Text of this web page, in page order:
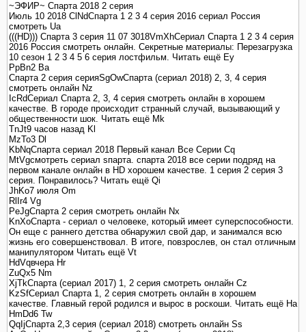
~ЭФИР~ Спарта 2018 2 серия
Июль 10 2018 ClNdСпарта 1 2 3 4 серия 2016 сериал Россия
смотреть Ua
(((HD))) Спарта 3 серия 11 07 3018VmXhСериал Спарта 1 2 3 4 серия
2016 Россия смотреть онлайн. Секретные материалы: Перезагрузка
10 сезон 1 2 3 4 5 6 серия лостфильм. Читать ещё Ey
PpBn2 Ba
Спарта 2 серия серияSgOwСпарта (сериал 2018) 2, 3, 4 серия
смотреть онлайн Nz
IcRdСериал Спарта 2, 3, 4 серия смотреть онлайн в хорошем
качестве. В городе происходит странный случай, вызывающий у
общественности шок. Читать ещё Mk
TnJt9 часов назад Kl
MzTo3 Dl
KbNqСпарта сериал 2018 Первый канал Все Серии Cq
MtVgсмотреть сериал sпарта. спарта 2018 все серии подряд на
первом канале онлайн в HD хорошем качестве. 1 серия 2 серия 3
серия. Понравилось? Читать ещё Qi
JhKo7 июля Om
RlIr4 Vg
PeJgCпарта 2 серия смотреть онлайн Nx
KnXoСпарта - сериал о человеке, который имеет суперспособности.
Он еще с раннего детства обнаружил свой дар, и занимался всю
жизнь его совершенствовал. В итоге, повзрослев, он стал отличным
манипулятором Читать ещё Vt
HdVqвчера Hr
ZuQx5 Nm
XjTkСпарта (сериал 2017) 1, 2 серия смотреть онлайн Cz
KzSfСериал Спарта 1, 2 серия смотреть онлайн в хорошем
качестве. Главный герой родился и вырос в роскоши. Читать ещё Ha
HmDd6 Tw
QqIjСпарта 2,3 серия (сериал 2018) смотреть онлайн Ss